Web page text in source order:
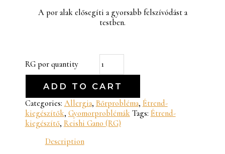
A por alak elősegíti a gyorsabb felszívódást a
testben.
RG por quantity
ADD TO CART
Categories: Allergia, Bőrprobléma, Étrend-
kiegészítők, Gyomorproblémák Tags: Étrend-
kiegészítő, Reishi Gano (RG)
Description